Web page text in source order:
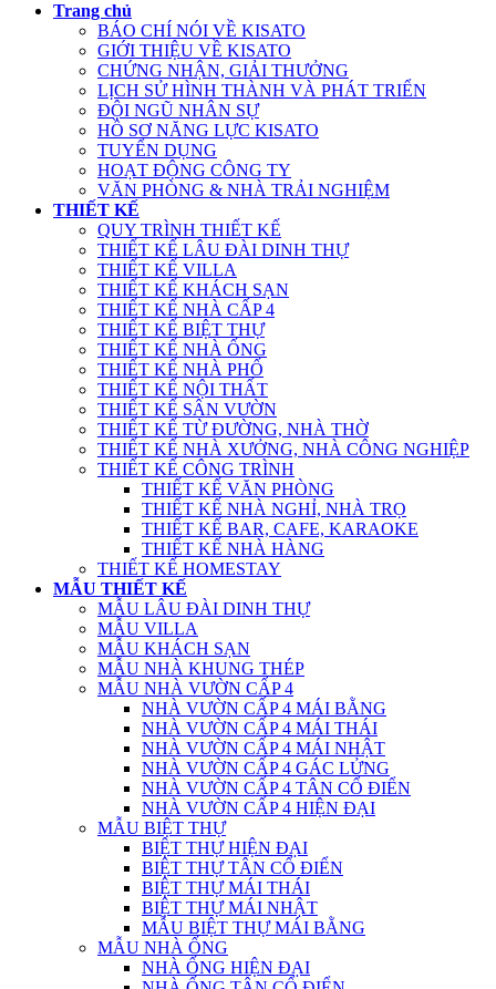
Trang chủ
BÁO CHÍ NÓI VỀ KISATO
GIỚI THIỆU VỀ KISATO
CHỨNG NHẬN, GIẢI THƯỞNG
LỊCH SỬ HÌNH THÀNH VÀ PHÁT TRIỂN
ĐỘI NGŨ NHÂN SỰ
HỒ SƠ NĂNG LỰC KISATO
TUYỂN DỤNG
HOẠT ĐỘNG CÔNG TY
VĂN PHÒNG & NHÀ TRẢI NGHIỆM
THIẾT KẾ
QUY TRÌNH THIẾT KẾ
THIẾT KẾ LÂU ĐÀI DINH THỰ
THIẾT KẾ VILLA
THIẾT KẾ KHÁCH SẠN
THIẾT KẾ NHÀ CẤP 4
THIẾT KẾ BIỆT THỰ
THIẾT KẾ NHÀ ỐNG
THIẾT KẾ NHÀ PHỐ
THIẾT KẾ NỘI THẤT
THIẾT KẾ SÂN VƯỜN
THIẾT KẾ TỪ ĐƯỜNG, NHÀ THỜ
THIẾT KẾ NHÀ XƯỞNG, NHÀ CÔNG NGHIỆP
THIẾT KẾ CÔNG TRÌNH
THIẾT KẾ VĂN PHÒNG
THIẾT KẾ NHÀ NGHỈ, NHÀ TRỌ
THIẾT KẾ BAR, CAFE, KARAOKE
THIẾT KẾ NHÀ HÀNG
THIẾT KẾ HOMESTAY
MẪU THIẾT KẾ
MẪU LÂU ĐÀI DINH THỰ
MẪU VILLA
MẪU KHÁCH SẠN
MẪU NHÀ KHUNG THÉP
MẪU NHÀ VƯỜN CẤP 4
NHÀ VƯỜN CẤP 4 MÁI BẰNG
NHÀ VƯỜN CẤP 4 MÁI THÁI
NHÀ VƯỜN CẤP 4 MÁI NHẬT
NHÀ VƯỜN CẤP 4 GÁC LỬNG
NHÀ VƯỜN CẤP 4 TÂN CỔ ĐIỂN
NHÀ VƯỜN CẤP 4 HIỆN ĐẠI
MẪU BIỆT THỰ
BIỆT THỰ HIỆN ĐẠI
BIỆT THỰ TÂN CỔ ĐIỂN
BIỆT THỰ MÁI THÁI
BIỆT THỰ MÁI NHẬT
MẪU BIỆT THỰ MÁI BẰNG
MẪU NHÀ ỐNG
NHÀ ỐNG HIỆN ĐẠI